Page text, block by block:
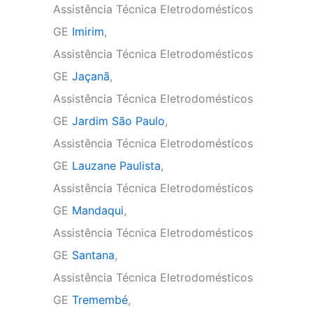
Assistência Técnica Eletrodomésticos
GE Imirim,
Assistência Técnica Eletrodomésticos
GE Jaçanã,
Assistência Técnica Eletrodomésticos
GE Jardim São Paulo,
Assistência Técnica Eletrodomésticos
GE Lauzane Paulista,
Assistência Técnica Eletrodomésticos
GE Mandaqui,
Assistência Técnica Eletrodomésticos
GE Santana,
Assistência Técnica Eletrodomésticos
GE Tremembé,